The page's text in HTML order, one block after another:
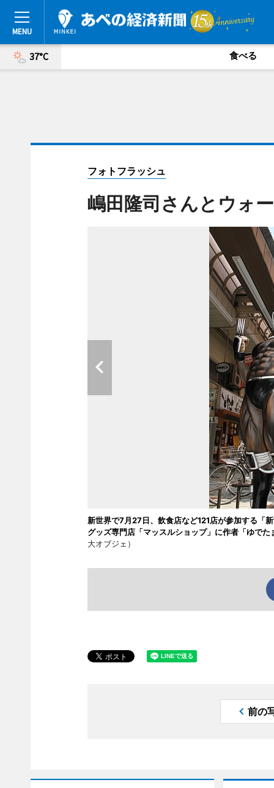
37°C 食べる
フォトフラッシュ
嶋田隆司さんとウォ
新世界で7月27日、飲食店など121店が参加する「
グッズ専門店「マッスルショップ」に作者「ゆで
大オブジェ）
前の